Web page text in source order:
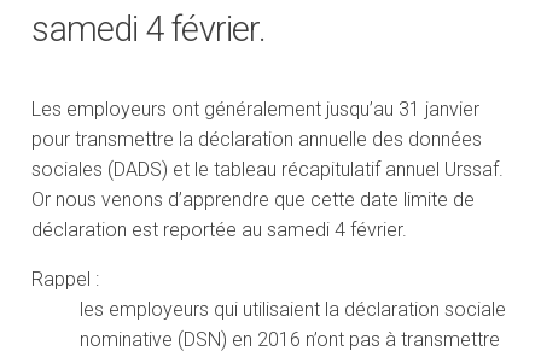
samedi 4 février.
Les employeurs ont généralement jusqu’au 31 janvier
pour transmettre la déclaration annuelle des données
sociales (DADS) et le tableau récapitulatif annuel Urssaf.
Or nous venons d’apprendre que cette date limite de
déclaration est reportée au samedi 4 février.
Rappel :
les employeurs qui utilisaient la déclaration sociale
nominative (DSN) en 2016 n’ont pas à transmettre